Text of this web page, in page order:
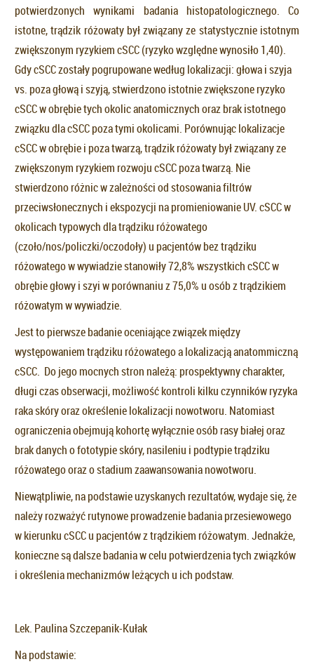
potwierdzonych wynikami badania histopatologicznego. Co
istotne, trądzik różowaty był związany ze statystycznie istotnym
zwiększonym ryzykiem cSCC (ryzyko względne wynosiło 1,40).
Gdy cSCC zostały pogrupowane według lokalizacji: głowa i szyja
vs. poza głową i szyją, stwierdzono istotnie zwiększone ryzyko
cSCC w obrębie tych okolic anatomicznych oraz brak istotnego
związku dla cSCC poza tymi okolicami. Porównując lokalizacje
cSCC w obrębie i poza twarzą, trądzik różowaty był związany ze
zwiększonym ryzykiem rozwoju cSCC poza twarzą. Nie
stwierdzono różnic w zależności od stosowania filtrów
przeciwsłonecznych i ekspozycji na promieniowanie UV. cSCC w
okolicach typowych dla trądziku różowatego
(czoło/nos/policzki/oczodoły) u pacjentów bez trądziku
różowatego w wywiadzie stanowiły 72,8% wszystkich cSCC w
obrębie głowy i szyi w porównaniu z 75,0% u osób z trądzikiem
różowatym w wywiadzie.
Jest to pierwsze badanie oceniające związek między
występowaniem trądziku różowatego a lokalizacją anatommiczną
cSCC. Do jego mocnych stron należą: prospektywny charakter,
długi czas obserwacji, możliwość kontroli kilku czynników ryzyka
raka skóry oraz określenie lokalizacji nowotworu. Natomiast
ograniczenia obejmują kohortę wyłącznie osób rasy białej oraz
brak danych o fototypie skóry, nasileniu i podtypie trądziku
różowatego oraz o stadium zaawansowania nowotworu.
Niewątpliwie, na podstawie uzyskanych rezultatów, wydaje się, że
należy rozważyć rutynowe prowadzenie badania przesiewowego
w kierunku cSCC u pacjentów z trądzikiem różowatym. Jednakże,
konieczne są dalsze badania w celu potwierdzenia tych związków
i określenia mechanizmów leżących u ich podstaw.
Lek. Paulina Szczepanik-Kułak
Na podstawie: